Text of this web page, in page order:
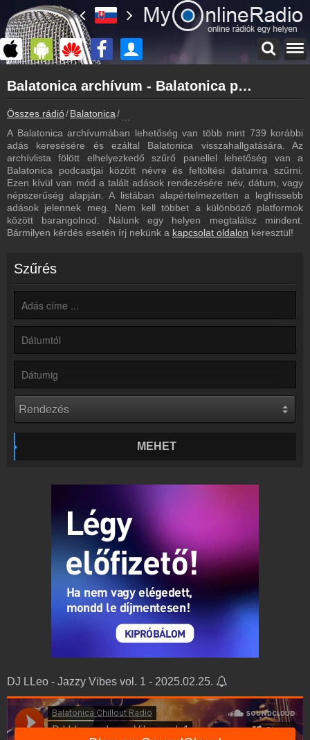
myonlineradio.hu
Balatonica
Vissza a Balatonica oldalára
Bejelentkezés
Hozz létre saját fiókot!
Most szól
Tudd meg mi szólt eddig
Kapcsolat
Írj nekünk!
Rádiós partnerek
Rádió beágyazás
Ágyazd be weboldaladba
Online rádió készítés
Készítés lépésről lépésre
Balatonica archívum - Balatonica podcasts - Balatonica visszahallgatás
Összes rádió Balatonica
A Balatonica archívumában lehetőség van több mint 739 korábbi
adás keresésére és ezáltal Balatonica visszahallgatására. Az
archívlista fölött elhelyezkedő szűrő panellel lehetőség van a
Balatonica podcastjai között névre és feltöltési dátumra szűrni.
Ezen kívül van mód a talált adások rendezésére név, dátum, vagy
népszerűség alapján. A listában alapértelmezetten a legfrissebb
adások jelennek meg. Nem kell többet a különböző platformok
között barangolnod. Nálunk egy helyen megtalálsz mindent.
Bármilyen kérdés esetén írj nekünk a kapcsolat oldalon keresztül!
Szűrés
MEHET
DJ LLeo - Jazzy Vibes vol. 1 - 2025.02.25.